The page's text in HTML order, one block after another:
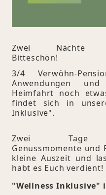
Zwei Nächte
Bitteschön!
3/4 Verwöhn-
Anwendungen
Heimfahrt noch
findet sich in
Inklusive".
Zwei Tage
Genussmomente und
kleine Auszeit und
habt es Euch verdient!
"Wellness Inklusive"